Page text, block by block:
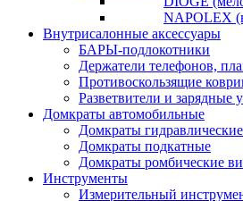
NAPOLEX
Внутрисалонные аксессуары
БАРЫ-подлокотники
Держатели телефонов,
Противоскользящие
Разветвители и зарядные
Домкраты автомобильные
Домкраты гидравлические
Домкраты подкатные
Домкраты ромбические
Инструменты
Измерительный